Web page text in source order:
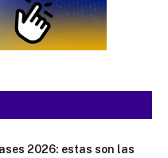
2026: estas son las